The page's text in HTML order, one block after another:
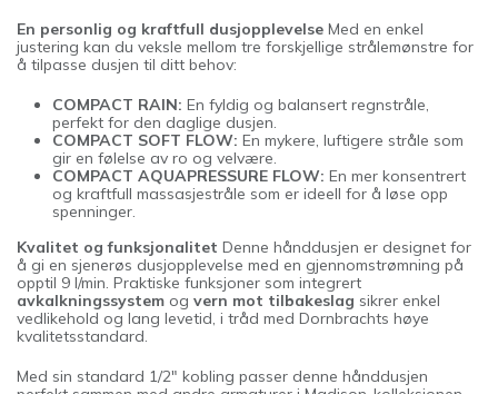
En personlig og kraftfull dusjopplevelse Med en enkel
justering kan du veksle mellom tre forskjellige strålemønstre for
å tilpasse dusjen til ditt behov:
COMPACT RAIN: En fyldig og balansert regnstråle,
perfekt for den daglige dusjen.
COMPACT SOFT FLOW: En mykere, luftigere stråle som
gir en følelse av ro og velvære.
COMPACT AQUAPRESSURE FLOW: En mer konsentrert
og kraftfull massasjestråle som er ideell for å løse opp
spenninger.
Kvalitet og funksjonalitet Denne hånddusjen er designet for
å gi en sjenerøs dusjopplevelse med en gjennomstrømning på
opptil 9 l/min. Praktiske funksjoner som integrert
avkalkningssystem og vern mot tilbakeslag sikrer enkel
vedlikehold og lang levetid, i tråd med Dornbrachts høye
kvalitetsstandard.
Med sin standard 1/2" kobling passer denne hånddusjen